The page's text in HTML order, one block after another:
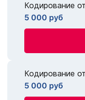
Кодирование
5 000 руб
Кодирование
5 000 руб